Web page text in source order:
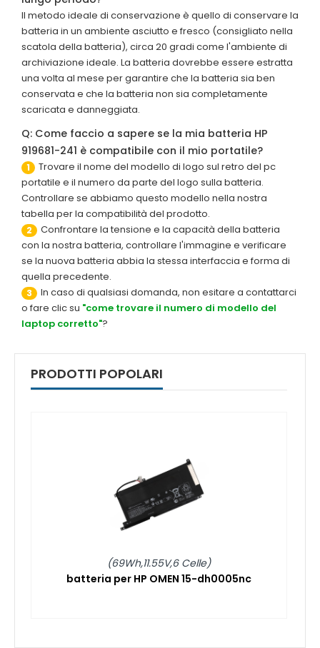
Il metodo ideale di conservazione è quello di conservare la
batteria in un ambiente asciutto e fresco (consigliato nella
scatola della batteria), circa 20 gradi come l'ambiente di
archiviazione ideale. La batteria dovrebbe essere estratta
una volta al mese per garantire che la batteria sia ben
conservata e che la batteria non sia completamente
scaricata e danneggiata.
Q: Come faccio a sapere se la mia batteria HP
919681-241 è compatibile con il mio portatile?
1
Trovare il nome del modello di logo sul retro del pc
portatile e il numero da parte del logo sulla batteria.
Controllare se abbiamo questo modello nella nostra
tabella per la compatibilità del prodotto.
2
Confrontare la tensione e la capacità della batteria
con la nostra batteria, controllare l'immagine e verificare
se la nuova batteria abbia la stessa interfaccia e forma di
quella precedente.
3
In caso di qualsiasi domanda, non esitare a contattarci
o fare clic su "come trovare il numero di modello del
laptop corretto"?
PRODOTTI POPOLARI
(69Wh,11.55V,6 Celle)
batteria per HP OMEN 15-dh0005nc